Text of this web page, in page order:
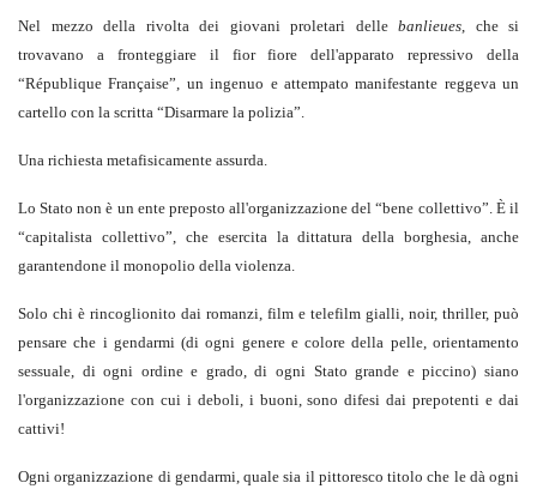
Nel mezzo della rivolta dei giovani proletari delle banlieues, che si
trovavano a fronteggiare il fior fiore dell'apparato repressivo della
“République Française”, un ingenuo e attempato manifestante reggeva un
cartello con la scritta “Disarmare la polizia”.
Una richiesta metafisicamente assurda.
Lo Stato non è un ente preposto all'organizzazione del “bene collettivo”. È il
“capitalista collettivo”, che esercita la dittatura della borghesia, anche
garantendone il monopolio della violenza.
Solo chi è rincoglionito dai romanzi, film e telefilm gialli, noir, thriller, può
pensare che i gendarmi (di ogni genere e colore della pelle, orientamento
sessuale, di ogni ordine e grado, di ogni Stato grande e piccino) siano
l'organizzazione con cui i deboli, i buoni, sono difesi dai prepotenti e dai
cattivi!
Ogni organizzazione di gendarmi, quale sia il pittoresco titolo che le dà ogni